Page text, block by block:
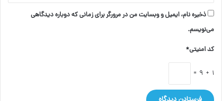
ذخیره نام، ایمیل و وبسایت من در مرورگر برای زمانی که دوباره دیدگاهی
می‌نویسم.
کد امنیتی*
1 + 9 =